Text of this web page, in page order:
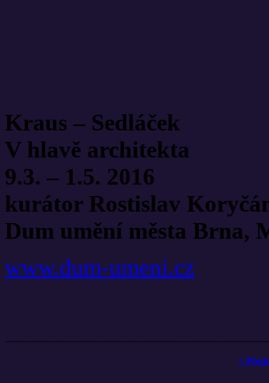
Kraus – Sedláček
V hlavě architekta
9.3. – 1.5. 2016
kurátor Rostislav
Dum umění města Brna,
www.dum-umeni.cz
<